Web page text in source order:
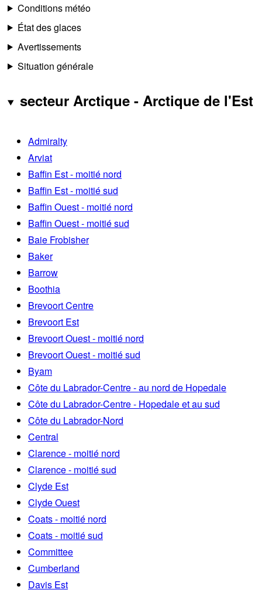
Conditions météo
État des glaces
Avertissements
Situation générale
secteur Arctique - Arctique de l'Est
Admiralty
Arviat
Baffin Est - moitié nord
Baffin Est - moitié sud
Baffin Ouest - moitié nord
Baffin Ouest - moitié sud
Baie Frobisher
Baker
Barrow
Boothia
Brevoort Centre
Brevoort Est
Brevoort Ouest - moitié nord
Brevoort Ouest - moitié sud
Byam
Côte du Labrador-Centre - au nord de Hopedale
Côte du Labrador-Centre - Hopedale et au sud
Côte du Labrador-Nord
Central
Clarence - moitié nord
Clarence - moitié sud
Clyde Est
Clyde Ouest
Coats - moitié nord
Coats - moitié sud
Committee
Cumberland
Davis Est